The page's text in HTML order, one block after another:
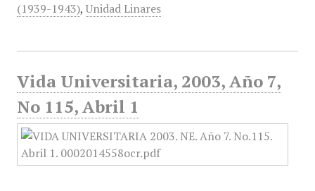
(1939-1943), Unidad Linares
Vida Universitaria, 2003, Año 7,
No 115, Abril 1